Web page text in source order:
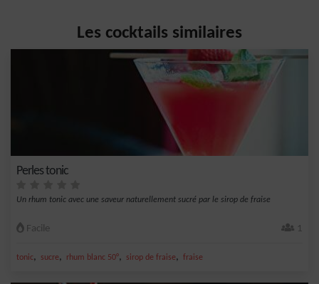
Les cocktails similaires
Perles tonic
Un rhum tonic avec une saveur naturellement sucré par le sirop de fraise
Facile 1
tonic, sucre, rhum blanc 50°, sirop de fraise, fraise